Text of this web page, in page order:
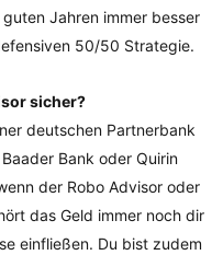
Jahren immer besser
50/50 Strategie.
sicher?
deutschen Partnerbank
Bank oder Quirin
der Robo Advisor oder
das Geld immer noch dir
einfließen. Du bist zudem